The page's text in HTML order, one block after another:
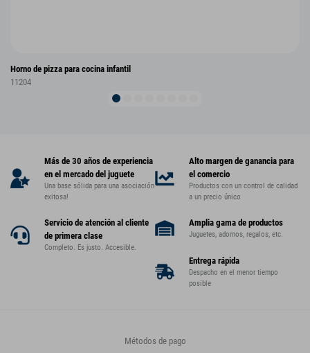
Horno de pizza para cocina infantil
11204
Más de 30 años de experiencia
en el mercado del juguete
Una base sólida para una asociación
exitosa!
Alto margen de ganancia para
el comercio
Productos con un control de calidad
a un precio único
Servicio de atención al cliente
de primera clase
Completo. Es justo. Accesible.
Amplia gama de productos
Juguetes, adornos, regalos, etc.
Entrega rápida
Despacho en el menor tiempo
posible
Métodos de pago